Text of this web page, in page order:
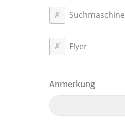
Suchmaschine
Flyer
Anmerkung